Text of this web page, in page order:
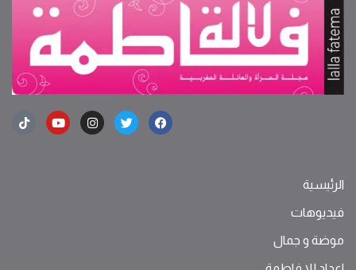
الرئيسية
فيديوهات
موضة ‫و‬ ‫‬‫جمال‬